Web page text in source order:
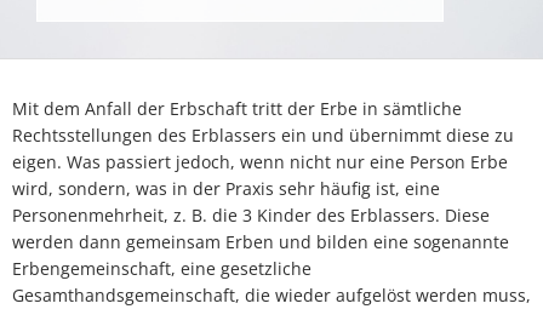
Mit dem Anfall der Erbschaft tritt der Erbe in sämtliche
Rechtsstellungen des Erblassers ein und übernimmt diese zu
eigen. Was passiert jedoch, wenn nicht nur eine Person Erbe
wird, sondern, was in der Praxis sehr häufig ist, eine
Personenmehrheit, z. B. die 3 Kinder des Erblassers. Diese
werden dann gemeinsam Erben und bilden eine sogenannte
Erbengemeinschaft, eine gesetzliche
Gesamthandsgemeinschaft, die wieder aufgelöst werden muss,